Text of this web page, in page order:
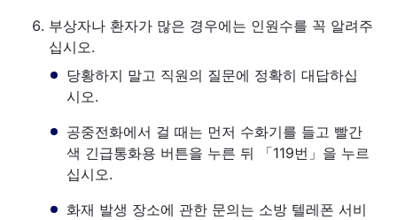
부상자나 환자가 많은 경우에는 인원수를 꼭 알려주
십시오.
당황하지 말고 직원의 질문에 정확히 대답하십
시오.
공중전화에서 걸 때는 먼저 수화기를 들고 빨간
색 긴급통화용 버튼을 누른 뒤 「119번」을 누르
십시오.
화재 발생 장소에 관한 문의는 소방 텔레폰 서비